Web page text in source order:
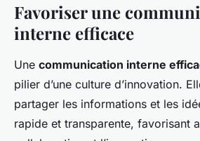
Favoriser une
interne efficace
Une communication interne
pilier d’une culture d’innovation.
partager les informations et les
rapide et transparente, favorisant